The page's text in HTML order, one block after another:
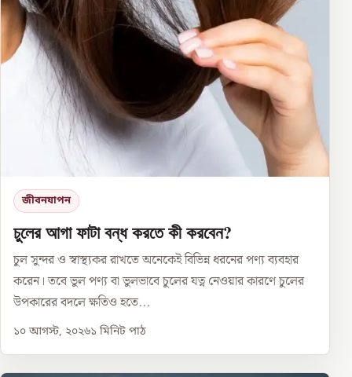
জীবনযাপন
চুলের আগা ফাটা বন্ধ করতে কী করবেন?
চুল সুন্দর ও স্বাস্থ্যকর রাখতে অনেকেই বিভিন্ন ধরনের পণ্য ব্যবহার
করেন। তবে ভুল পণ্য বা ভুলভাবে চুলের যত্ন নেওয়ার কারণে চুলের
উপকারের বদলে ক্ষতিও হতে...
১০ আগস্ট, ২০২৬১ মিনিট পাঠ